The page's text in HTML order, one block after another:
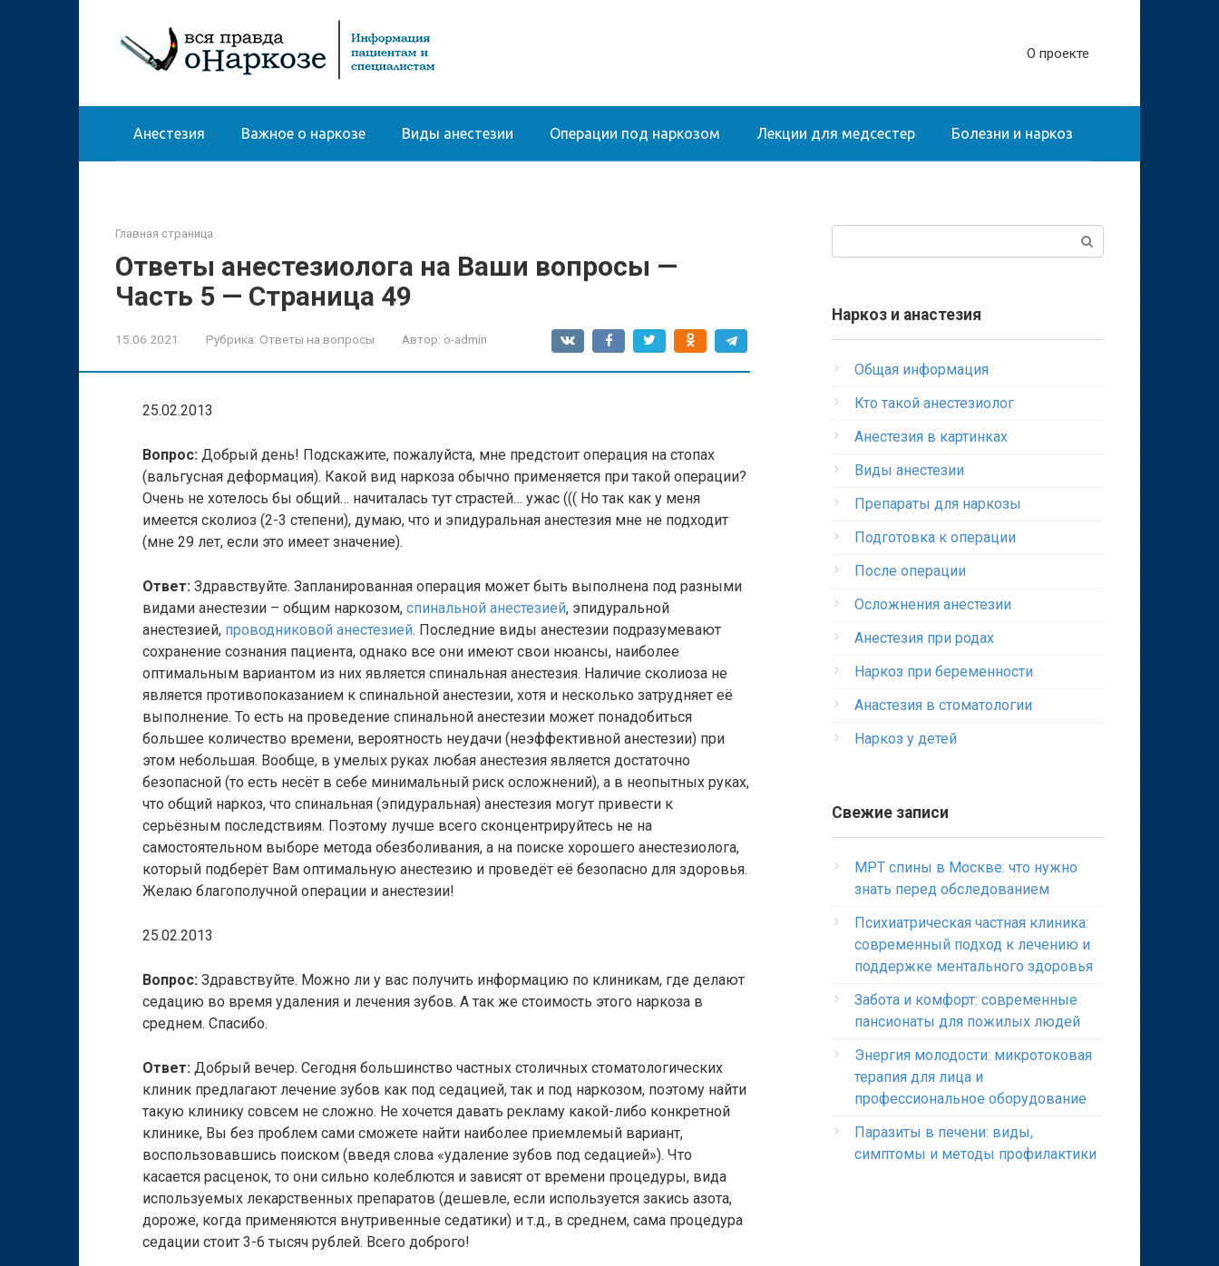
О проекте
Анестезия Важное о наркозе Виды анестезии Операции под наркозом Лекции для медсестер Болезни и наркоз
Главная страница
Ответы анестезиолога на Ваши вопросы —
Часть 5 — Страница 49
15.06.2021 Рубрика: Ответы на вопросы Автор: o-admin
25.02.2013
Вопрос: Добрый день! Подскажите, пожалуйста, мне предстоит операция на стопах
(вальгусная деформация). Какой вид наркоза обычно применяется при такой операции?
Очень не хотелось бы общий… начиталась тут страстей… ужас ((( Но так как у меня
имеется сколиоз (2-3 степени), думаю, что и эпидуральная анестезия мне не подходит
(мне 29 лет, если это имеет значение).
Ответ: Здравствуйте. Запланированная операция может быть выполнена под разными
видами анестезии – общим наркозом, спинальной анестезией, эпидуральной
анестезией, проводниковой анестезией. Последние виды анестезии подразумевают
сохранение сознания пациента, однако все они имеют свои нюансы, наиболее
оптимальным вариантом из них является спинальная анестезия. Наличие сколиоза не
является противопоказанием к спинальной анестезии, хотя и несколько затрудняет её
выполнение. То есть на проведение спинальной анестезии может понадобиться
большее количество времени, вероятность неудачи (неэффективной анестезии) при
этом небольшая. Вообще, в умелых руках любая анестезия является достаточно
безопасной (то есть несёт в себе минимальный риск осложнений), а в неопытных руках,
что общий наркоз, что спинальная (эпидуральная) анестезия могут привести к
серьёзным последствиям. Поэтому лучше всего сконцентрируйтесь не на
самостоятельном выборе метода обезболивания, а на поиске хорошего анестезиолога,
который подберёт Вам оптимальную анестезию и проведёт её безопасно для здоровья.
Желаю благополучной операции и анестезии!
25.02.2013
Вопрос: Здравствуйте. Можно ли у вас получить информацию по клиникам, где делают
седацию во время удаления и лечения зубов. А так же стоимость этого наркоза в
среднем. Спасибо.
Ответ: Добрый вечер. Сегодня большинство частных столичных стоматологических
клиник предлагают лечение зубов как под седацией, так и под наркозом, поэтому найти
такую клинику совсем не сложно. Не хочется давать рекламу какой-либо конкретной
клинике, Вы без проблем сами сможете найти наиболее приемлемый вариант,
воспользовавшись поиском (введя слова «удаление зубов под седацией»). Что
касается расценок, то они сильно колеблются и зависят от времени процедуры, вида
используемых лекарственных препаратов (дешевле, если используется закись азота,
дороже, когда применяются внутривенные седатики) и т.д., в среднем, сама процедура
седации стоит 3-6 тысяч рублей. Всего доброго!
Наркоз и анастезия
Общая информация
Кто такой анестезиолог
Анестезия в картинках
Виды анестезии
Препараты для наркозы
Подготовка к операции
После операции
Осложнения анестезии
Анестезия при родах
Наркоз при беременности
Анастезия в стоматологии
Наркоз у детей
Свежие записи
МРТ спины в Москве: что нужно
знать перед обследованием
Психиатрическая частная клиника:
современный подход к лечению и
поддержке ментального здоровья
Забота и комфорт: современные
пансионаты для пожилых людей
Энергия молодости: микротоковая
терапия для лица и
профессиональное оборудование
Паразиты в печени: виды,
симптомы и методы профилактики